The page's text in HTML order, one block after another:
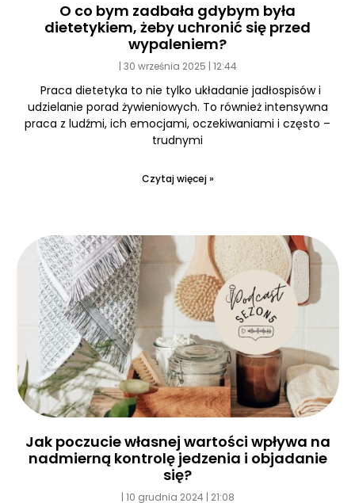
O co bym zadbała gdybym była
dietetykiem, żeby uchronić się przed
wypaleniem?
30 września 2025 12:44
Praca dietetyka to nie tylko układanie jadłospisów i
udzielanie porad żywieniowych. To również intensywna
praca z ludźmi, ich emocjami, oczekiwaniami i często –
trudnymi
Czytaj więcej »
Jak poczucie własnej wartości wpływa na
nadmierną kontrolę jedzenia i objadanie
się?
10 grudnia 2024 21:08